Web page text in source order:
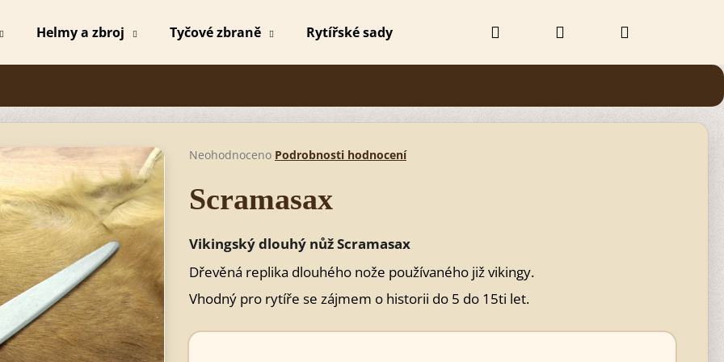
Helmy a zbroj Tyčové zbraně Rytířské sady Obchodní podmínky
Hledat PřihlášeníNákupní
Průměrné
je
5
Neohodnoceno Podrobnosti hodnocení
Scramasax
Vikingský dlouhý nůž Scramasax
Dřevěná replika dlouhého nože používaného již vikingy.
Vhodný pro rytíře se zájmem o historii do 5 do 15ti let.
Doporučujeme
MICHAEL